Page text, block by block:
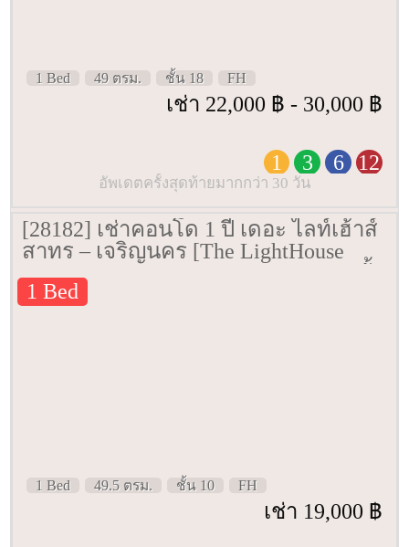
1 Bed 49 ตรม. ชั้น 18 FH
เช่า 22,000 ฿ - 30,000 ฿
1 3 6 12
อัพเดตครั้งสุดท้ายมากกว่า 30 วัน
[28182] เช่าคอนโด 1 ปี เดอะ ไลท์เฮ้าส์
สาทร – เจริญนคร [The LightHouse
Sathorn – Chareonnakorn] 49.5 ตรม. ชั้น
10
1 Bed
1 Bed 49.5 ตรม. ชั้น 10 FH
เช่า 19,000 ฿